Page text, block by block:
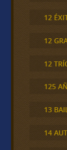
12
12
12
125
13
14